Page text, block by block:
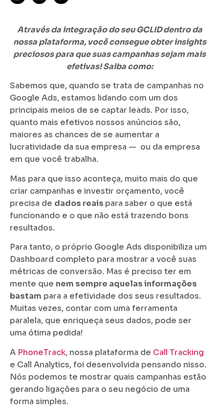
Através da integração do seu GCLID dentro da
nossa plataforma, você consegue obter insights
preciosos para que suas campanhas sejam mais
efetivas! Saiba como:
Sabemos que, quando se trata de campanhas no
Google Ads, estamos lidando com um dos
principais meios de se captar leads. Por isso,
quanto mais efetivos nossos anúncios são,
maiores as chances de se aumentar a
lucratividade da sua empresa — ou da empresa
em que você trabalha.
Mas para que isso aconteça, muito mais do que
criar campanhas e investir orçamento, você
precisa de dados reais para saber o que está
funcionando e o que não está trazendo bons
resultados.
Para tanto, o próprio Google Ads disponibiliza um
Dashboard completo para mostrar a você suas
métricas de conversão. Mas é preciso ter em
mente que nem sempre aquelas informações
bastam para a efetividade dos seus resultados.
Muitas vezes, contar com uma ferramenta
paralela, que enriqueça seus dados, pode ser
uma ótima pedida!
A PhoneTrack, nossa plataforma de Call Tracking
e Call Analytics, foi desenvolvida pensando nisso.
Nós podemos te mostrar quais campanhas estão
gerando ligações para o seu negócio de uma
forma simples.